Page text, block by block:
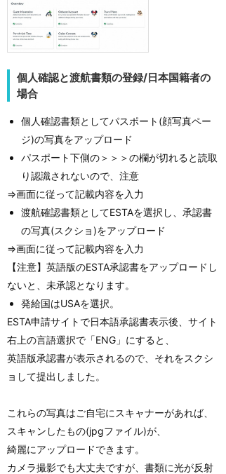
個人確認と渡航書類の登録/日本国籍者の
場合
個人確認書類としてパスポート(顔写真ペー
ジ)の写真をアップロード
パスポート下側の＞＞＞の欄が切れると読取
り認識されないので、注意
⇒画面に従って記載内容を入力
渡航確認書類としてESTAを選択し、承認書
の写真(スクショ)をアップロード
⇒画面に従って記載内容を入力
【注意】英語版のESTA承認書をアップロードし
ないと、未承認となります。
発給国はUSAを選択。
ESTA申請サイトで日本語承認書表示後、サイト
右上の言語選択で「ENG」にすると、
英語版承認書が表示されるので、それをスクシ
ョして提出しました。
これらの写真はご自宅にスキャナーがあれば、
スキャンしたもの(jpgファイル)が、
綺麗にアップロードできます。
カメラ撮影でも大丈夫ですが、書類に光が反射